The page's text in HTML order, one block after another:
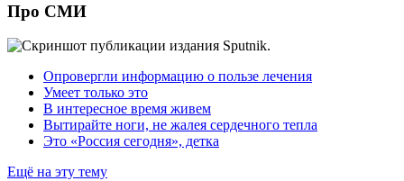
Про СМИ
Опровергли информацию о пользе лечения
Умеет только это
В интересное время живем
Вытирайте ноги, не жалея сердечного тепла
Это «Россия сегодня», детка
Ещё на эту тему